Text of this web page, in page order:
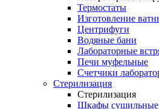
Термостаты
Изготовление
Центрифуги
Водяные бани
Лабораторные
Печи муфельные
Счетчики
Стерилизация
Стерилизация
Шкафы сушильные